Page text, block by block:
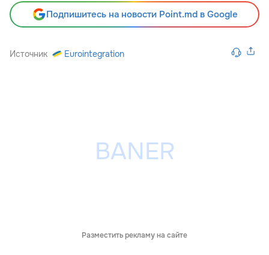
Подпишитесь на новости Point.md в Google
Источник Eurointegration
Разместить рекламу на сайте